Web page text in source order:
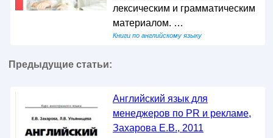
лексическим и грамматическим
материалом. …
Книги по английскому языку
Предыдущие статьи:
Английский язык для
менеджеров по PR и рекламе,
Захарова Е.В., 2011